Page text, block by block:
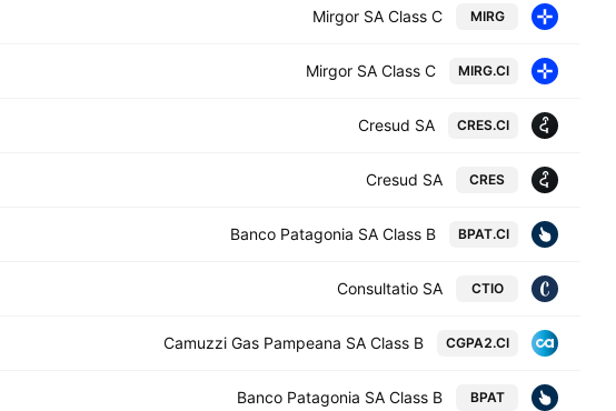
MIRG
Mirgor SA Class C
MIRG.CI
Mirgor SA Class C
CRES.CI
Cresud SA
CRES
Cresud SA
BPAT.CI
Banco Patagonia SA Class B
CTIO
Consultatio SA
CGPA2.CI
Camuzzi Gas Pampeana SA Class B
BPAT
Banco Patagonia SA Class B